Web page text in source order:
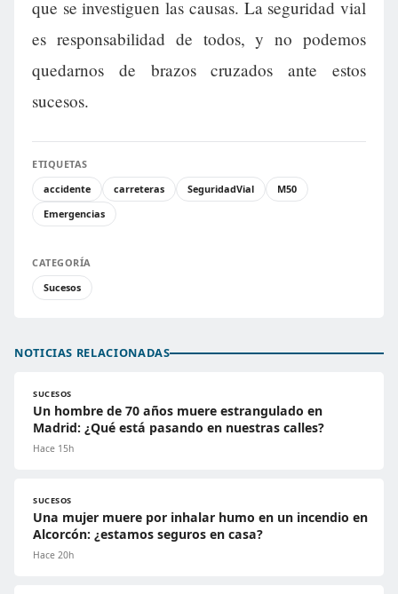
que se investiguen las causas. La seguridad vial
es responsabilidad de todos, y no podemos
quedarnos de brazos cruzados ante estos
sucesos.
ETIQUETAS
accidente
carreteras SeguridadVial
M50
Emergencias
CATEGORÍA
Sucesos
NOTICIAS RELACIONADAS
SUCESOS
Un hombre de 70 años muere estrangulado en
Madrid: ¿Qué está pasando en nuestras calles?
Hace 15h
SUCESOS
Una mujer muere por inhalar humo en un incendio en
Alcorcón: ¿estamos seguros en casa?
Hace 20h